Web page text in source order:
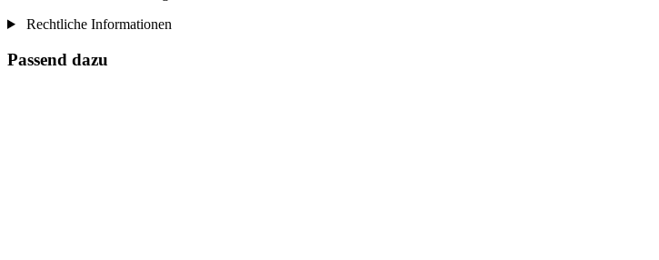
Rechtliche Informationen
Passend dazu